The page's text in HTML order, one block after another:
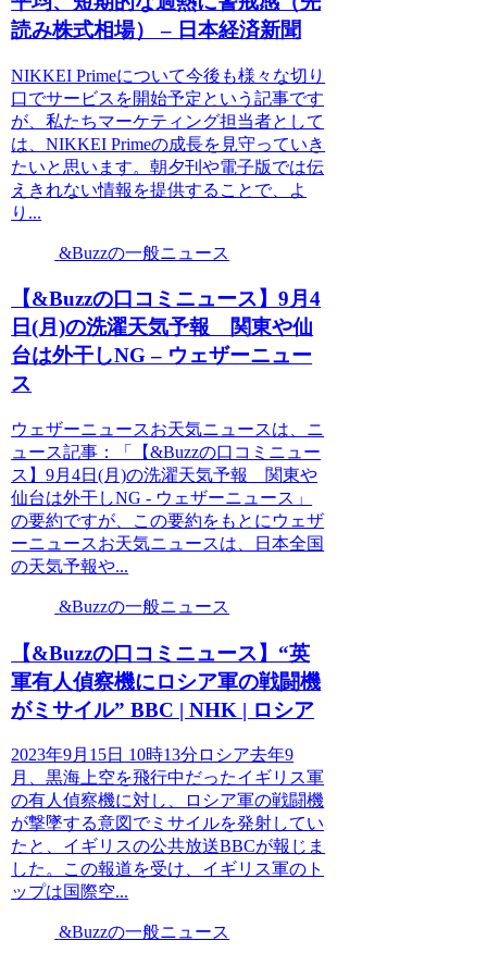
読み株式相場） – 日本経済新聞
NIKKEI Primeについて今後も様々な切り
口でサービスを開始予定という記事です
が、私たちマーケティング担当者として
は、NIKKEI Primeの成長を見守っていき
たいと思います。朝夕刊や電子版では伝
えきれない情報を提供することで、よ
り...
&Buzzの一般ニュース
【&Buzzの口コミニュース】9月4
日(月)の洗濯天気予報 関東や仙
台は外干しNG – ウェザーニュー
ス
ウェザーニュースお天気ニュースは、ニ
ュース記事：「【&Buzzの口コミニュー
ス】9月4日(月)の洗濯天気予報 関東や
仙台は外干しNG - ウェザーニュース」
の要約ですが、この要約をもとにウェザ
ーニュースお天気ニュースは、日本全国
の天気予報や...
&Buzzの一般ニュース
【&Buzzの口コミニュース】“英
軍有人偵察機にロシア軍の戦闘機
がミサイル” BBC | NHK | ロシア
2023年9月15日 10時13分ロシア去年9
月、黒海上空を飛行中だったイギリス軍
の有人偵察機に対し、ロシア軍の戦闘機
が撃墜する意図でミサイルを発射してい
たと、イギリスの公共放送BBCが報じま
した。この報道を受け、イギリス軍のト
ップは国際空...
&Buzzの一般ニュース